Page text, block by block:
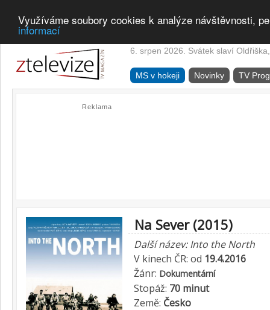
Využíváme soubory cookies k analýze návštěvnosti,
informací
6. srpen 2026. Svátek slaví
MS v hokeji Novinky TV
Reklama
Na Sever (2015)
Další název: Into the North
V kinech ČR: od 19.4.2016
Žánr: Dokumentární
Stopáž: 70 minut
Země: Česko